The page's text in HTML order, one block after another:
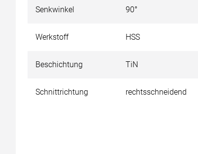
Senkwinkel 90°
Werkstoff HSS
Beschichtung TiN
Schnittrichtung rechtsschneidend